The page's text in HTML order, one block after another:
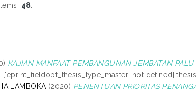
48
KAJIAN MANFAAT PEMBANGUNAN JEMBATAN
['eprint_fieldopt_thesis_type_master' not defined]
LAMBOKA (2020) PENENTUAN PRIORITAS